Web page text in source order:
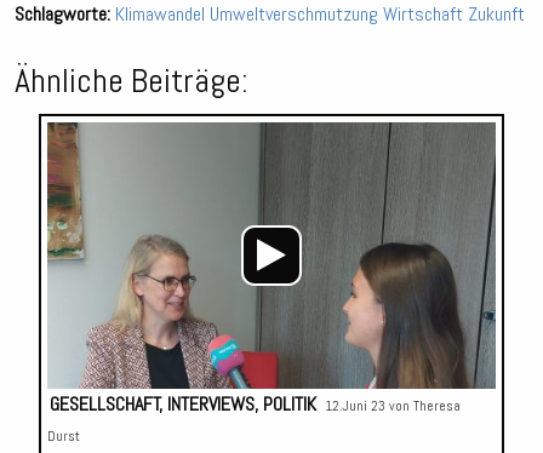
Schlagworte: Klimawandel Umweltverschmutzung Wirtschaft Zukunft
Ähnliche Beiträge:
Player
GESELLSCHAFT, INTERVIEWS, POLITIK 12.Juni 23 von Theresa
Durst